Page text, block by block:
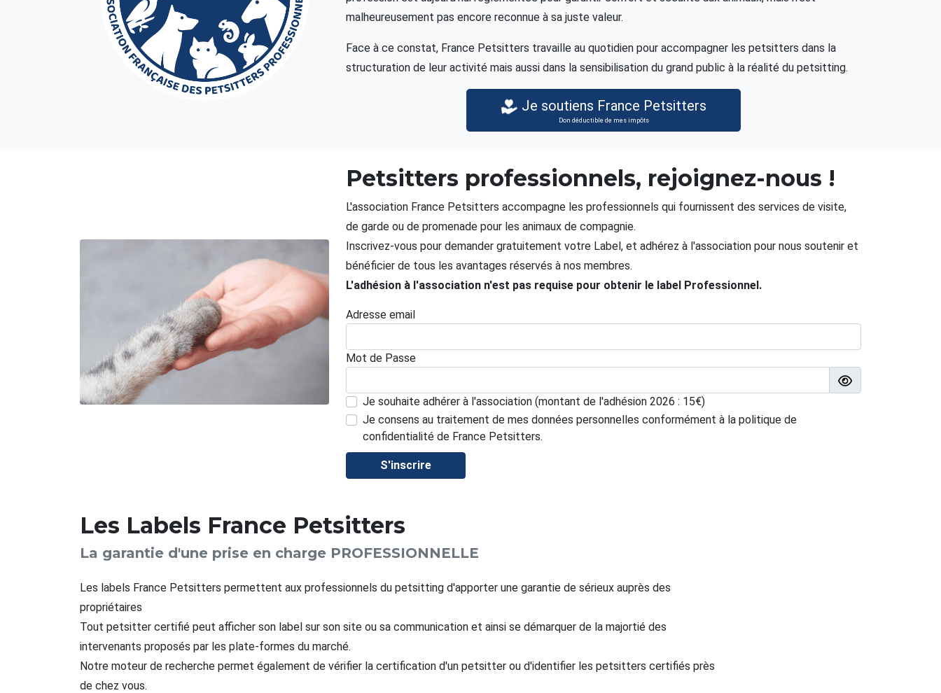
malheureusement pas encore reconnue à sa juste valeur.
Face à ce constat, France Petsitters travaille au quotidien pour accompagner les petsitters dans la
structuration de leur activité mais aussi dans la sensibilisation du grand public à la réalité du petsitting.
Je soutiens France Petsitters
Don déductible de mes impôts
Petsitters professionnels, rejoignez-nous !
L'association France Petsitters accompagne les professionnels qui fournissent des services de visite,
de garde ou de promenade pour les animaux de compagnie.
Inscrivez-vous pour demander gratuitement votre Label, et adhérez à l'association pour nous soutenir et
bénéficier de tous les avantages réservés à nos membres.
L'adhésion à l'association n'est pas requise pour obtenir le label Professionnel.
Adresse email
Mot de Passe
Je souhaite adhérer à l'association (montant de l'adhésion 2026 : 15€)
Je consens au traitement de mes données personnelles conformément à la politique de
confidentialité de France Petsitters.
S'inscrire
Les Labels France Petsitters
La garantie d'une prise en charge PROFESSIONNELLE
Les labels France Petsitters permettent aux professionnels du petsitting d'apporter une garantie de sérieux auprès des
propriétaires
Tout petsitter certifié peut afficher son label sur son site ou sa communication et ainsi se démarquer de la majortié des
intervenants proposés par les plate-formes du marché.
Notre moteur de recherche permet également de vérifier la certification d'un petsitter ou d'identifier les petsitters certifiés près
de chez vous.